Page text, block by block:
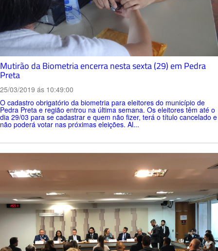
Mutirão da Biometria encerra nesta sexta (29) em Pedra
Preta
25/03/2019 ás 10:49:00
O cadastro obrigatório da biometria para eleitores do município de
Pedra Preta e região entrou na última semana. Os eleitores têm até o
dia 29/03 para se cadastrar e quem não fizer, terá o título cancelado e
não poderá votar nas próximas eleições. Al...